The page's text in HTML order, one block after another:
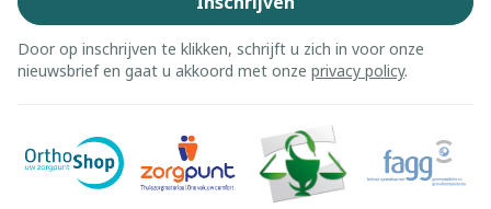
Door op inschrijven te klikken, schrijft u zich in voor onze
nieuwsbrief en gaat u akkoord met onze privacy policy.